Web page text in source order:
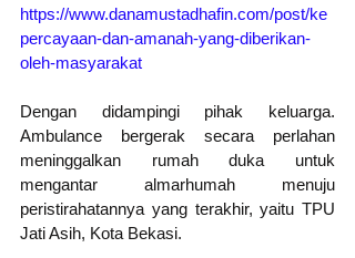
https://www.danamustadhafin.com/post/ke
percayaan-dan-amanah-yang-diberikan-
oleh-masyarakat
Dengan didampingi pihak keluarga.
Ambulance bergerak secara perlahan
meninggalkan rumah duka untuk
mengantar almarhumah menuju
peristirahatannya yang terakhir, yaitu TPU
Jati Asih, Kota Bekasi.